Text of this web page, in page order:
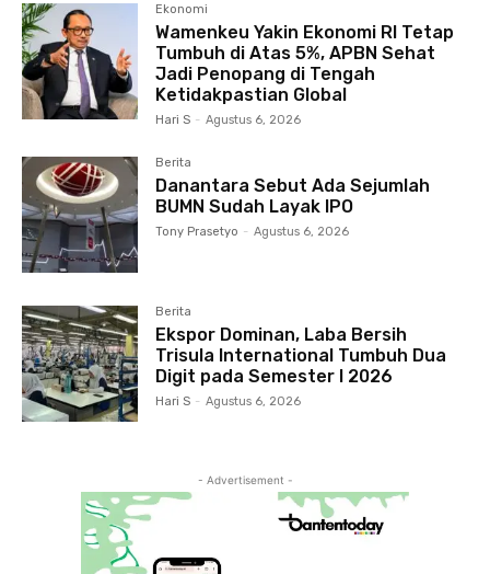
Ekonomi
Wamenkeu Yakin Ekonomi RI Tetap
Tumbuh di Atas 5%, APBN Sehat
Jadi Penopang di Tengah
Ketidakpastian Global
Hari S - Agustus 6, 2026
Berita
Danantara Sebut Ada Sejumlah
BUMN Sudah Layak IPO
Tony Prasetyo - Agustus 6, 2026
Berita
Ekspor Dominan, Laba Bersih
Trisula International Tumbuh Dua
Digit pada Semester I 2026
Hari S - Agustus 6, 2026
- Advertisement -